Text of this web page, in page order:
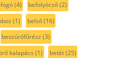
(4) befolyócső(2)
(1) belső(16)
beszúrófűrész (3)
kalapács (1) betét(25)